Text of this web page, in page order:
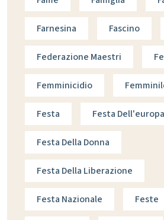
Farnesina Fascino
Federazione Maestri
Femminicidio
Festa Festa Dell'europa
Festa Della Donna
Festa Della Liberazione
Festa Nazionale Feste